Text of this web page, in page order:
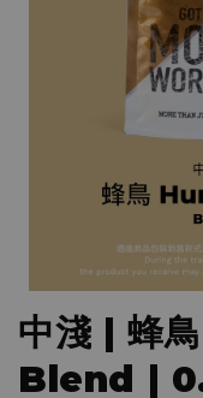
中淺 | 蜂
Blend |